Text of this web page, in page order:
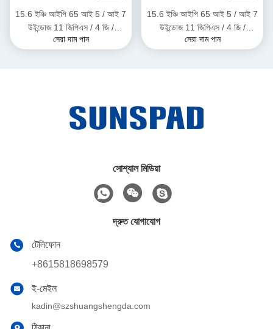
15.6 ইঞ্চি আইপি 65 আই 5 / আই 7
উইন্ডোজ 11 জিপিএস / 4 জি /
ওয়াইফাই / বিটি ইন্ডাস্ট্রিয়াল মিলিটারি
সেরা দাম পান
15.6 ইঞ্চি আইপি 65 আই 5 / আই 7
উইন্ডোজ 11 জিপিএস / 4 জি /
ওয়াইফাই / বিটি শিল্প সামরিক রুগেড
সেরা দাম পান
সোশ্যাল মিডিয়া
দ্রুত যোগাযোগ
টেলিফোন
+8615818698579
ই-মেইল
kadin@szshuangshengda.com